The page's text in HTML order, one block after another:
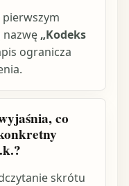
nazwę „Kodeks
ogranicza
co
skrótu